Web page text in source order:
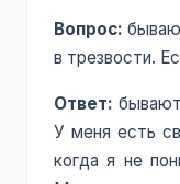
Вопрос:
в трезвости.
Ответ:
У меня есть
когда я не